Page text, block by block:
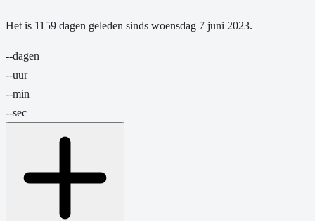
Het is 1159 dagen geleden sinds woensdag 7 juni 2023.
--dagen
--uur
--min
--sec